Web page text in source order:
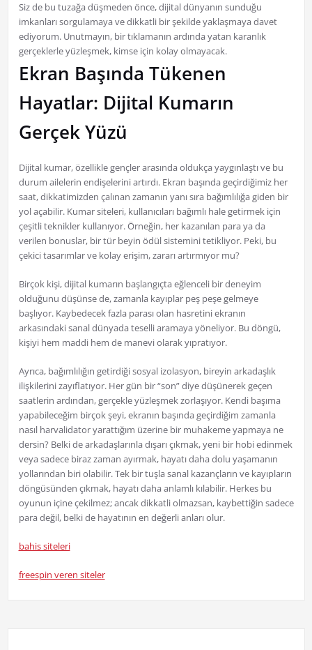
Siz de bu tuzağa düşmeden önce, dijital dünyanın sunduğu
imkanları sorgulamaya ve dikkatli bir şekilde yaklaşmaya davet
ediyorum. Unutmayın, bir tıklamanın ardında yatan karanlık
gerçeklerle yüzleşmek, kimse için kolay olmayacak.
Ekran Başında Tükenen
Hayatlar: Dijital Kumarın
Gerçek Yüzü
Dijital kumar, özellikle gençler arasında oldukça yaygınlaştı ve bu
durum ailelerin endişelerini artırdı. Ekran başında geçirdiğimiz her
saat, dikkatimizden çalınan zamanın yanı sıra bağımlılığa giden bir
yol açabilir. Kumar siteleri, kullanıcıları bağımlı hale getirmek için
çeşitli teknikler kullanıyor. Örneğin, her kazanılan para ya da
verilen bonuslar, bir tür beyin ödül sistemini tetikliyor. Peki, bu
çekici tasarımlar ve kolay erişim, zararı artırmıyor mu?
Birçok kişi, dijital kumarın başlangıçta eğlenceli bir deneyim
olduğunu düşünse de, zamanla kayıplar peş peşe gelmeye
başlıyor. Kaybedecek fazla parası olan hasretini ekranın
arkasındaki sanal dünyada teselli aramaya yöneliyor. Bu döngü,
kişiyi hem maddi hem de manevi olarak yıpratıyor.
Ayrıca, bağımlılığın getirdiği sosyal izolasyon, bireyin arkadaşlık
ilişkilerini zayıflatıyor. Her gün bir “son” diye düşünerek geçen
saatlerin ardından, gerçekle yüzleşmek zorlaşıyor. Kendi başıma
yapabileceğim birçok şeyi, ekranın başında geçirdiğim zamanla
nasıl harvalidator yarattığım üzerine bir muhakeme yapmaya ne
dersin? Belki de arkadaşlarınla dışarı çıkmak, yeni bir hobi edinmek
veya sadece biraz zaman ayırmak, hayatı daha dolu yaşamanın
yollarından biri olabilir. Tek bir tuşla sanal kazançların ve kayıpların
döngüsünden çıkmak, hayatı daha anlamlı kılabilir. Herkes bu
oyunun içine çekilmez; ancak dikkatli olmazsan, kaybettiğin sadece
para değil, belki de hayatının en değerli anları olur.
bahis siteleri
freespin veren siteler